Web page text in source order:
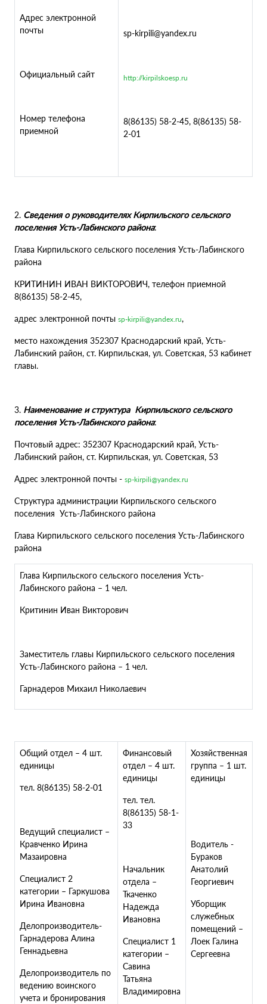
Адрес электронной
почты
Официальный сайт
Номер телефона
приемной
sp-kirpili@yandex.ru
http://kirpilskoesp.ru
8(86135) 58-2-45, 8(86135) 58-
2-01
2. Сведения о руководителях Кирпильского сельского
поселения Усть-Лабинского района:
Глава Кирпильского сельского поселения Усть-Лабинского
района
КРИТИНИН ИВАН ВИКТОРОВИЧ, телефон приемной
8(86135) 58-2-45,
адрес электронной почты sp-kirpili@yandex.ru,
место нахождения 352307 Краснодарский край, Усть-
Лабинский район, ст. Кирпильская, ул. Советская, 53 кабинет
главы.
3. Наименование и структура Кирпильского сельского
поселения Усть-Лабинского района:
Почтовый адрес: 352307 Краснодарский край, Усть-
Лабинский район, ст. Кирпильская, ул. Советская, 53
Адрес электронной почты - sp-kirpili@yandex.ru
Структура администрации Кирпильского сельского
поселения Усть-Лабинского района
Глава Кирпильского сельского поселения Усть-Лабинского
района
Глава Кирпильского сельского поселения Усть-
Лабинского района – 1 чел.
Критинин Иван Викторович
Заместитель главы Кирпильского сельского поселения
Усть-Лабинского района – 1 чел.
Гарнадеров Михаил Николаевич
Общий отдел – 4 шт.
единицы
тел. 8(86135) 58-2-01
Ведущий специалист –
Кравченко Ирина
Мазаировна
Специалист 2
категории – Гаркушова
Ирина Ивановна
Делопроизводитель-
Гарнадерова Алина
Геннадьевна
Делопроизводитель по
ведению воинского
учета и бронирования
Финансовый
отдел – 4 шт.
единицы
тел. тел.
8(86135) 58-1-
33
Начальник
отдела –
Ткаченко
Надежда
Ивановна
Специалист 1
категории –
Савина
Татьяна
Владимировна
Хозяйственная
группа – 1 шт.
единицы
Водитель -
Бураков
Анатолий
Георгиевич
Уборщик
служебных
помещений –
Лоек Галина
Сергеевна